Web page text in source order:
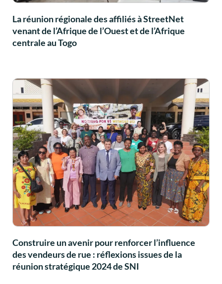
La réunion régionale des affiliés à StreetNet
venant de l’Afrique de l’Ouest et de l’Afrique
centrale au Togo
Construire un avenir pour renforcer l’influence
des vendeurs de rue : réflexions issues de la
réunion stratégique 2024 de SNI